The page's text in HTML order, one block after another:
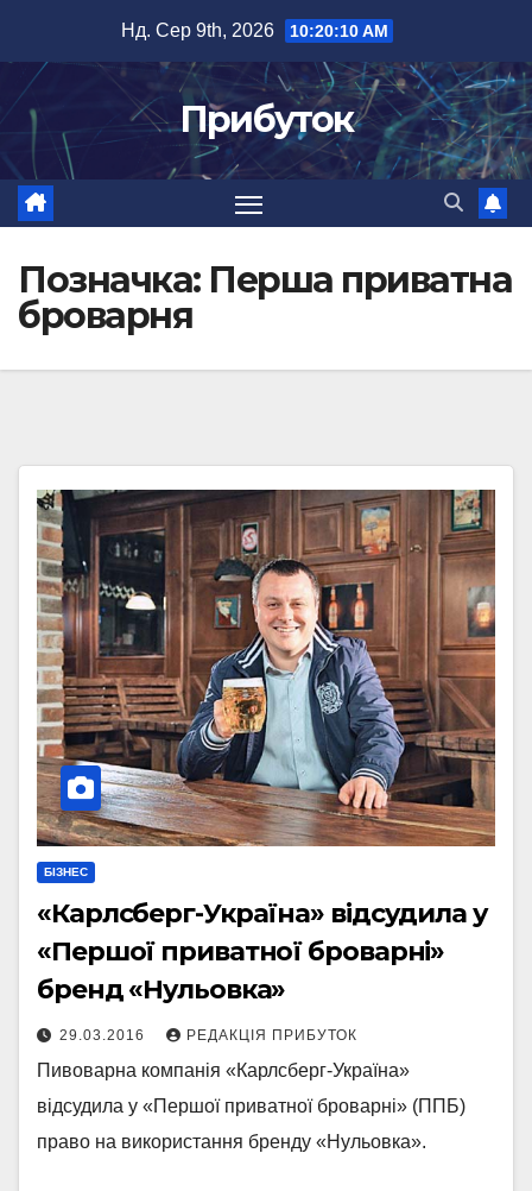
вмісту
Нд. Сер 9th, 2026 10:20:10 AM
Прибуток
Позначка: Перша приватна
броварня
БІЗНЕС
«Карлсберг-Україна» відсудила у
«Першої приватної броварні»
бренд «Нульовка»
29.03.2016 РЕДАКЦІЯ ПРИБУТОК
Пивоварна компанія «Карлсберг-Україна»
відсудила у «Першої приватної броварні» (ППБ)
право на використання бренду «Нульовка».